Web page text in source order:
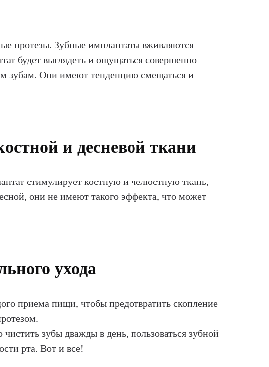
протезы. Зубные имплантаты вживляются
будет выглядеть и ощущаться совершенно
зубам. Они имеют тенденцию смещаться и
и десневой ткани
стимулирует костную и челюстную ткань,
они не имеют такого эффекта, что может
ухода
приема пищи, чтобы предотвратить скопление
зубы дважды в день, пользоваться зубной
рта. Вот и все!